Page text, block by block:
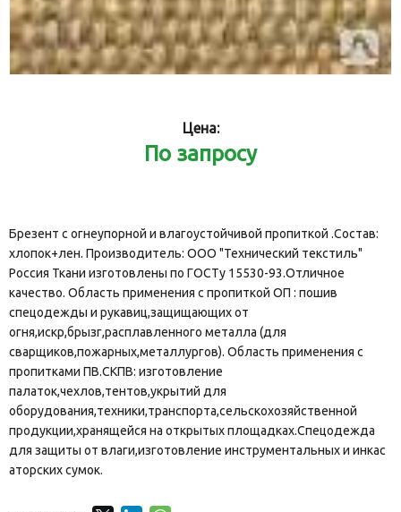
Цена:
По запросу
Брезент с огнеупорной и влагоустойчивой пропиткой .Состав:
хлопок+лен. Производитель: ООО "Технический текстиль"
Россия Ткани изготовлены по ГОСТу 15530-93.Отличное
качество. Область применения с пропиткой ОП : пошив
спецодежды и рукавиц,защищающих от
огня,искр,брызг,расплавленного металла (для
сварщиков,пожарных,металлургов). Область применения с
пропитками ПВ.СКПВ: изготовление
палаток,чехлов,тентов,укрытий для
оборудования,техники,транспорта,сельскохозяйственной
продукции,хранящейся на открытых площадках.Спецодежда
для защиты от влаги,изготовление инструментальных и инкас
аторских сумок.